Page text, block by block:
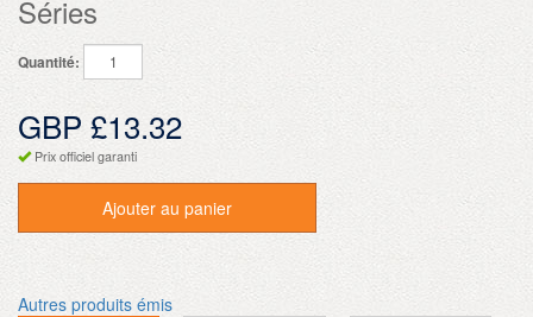
Séries
Quantité:
GBP £13.32
Prix officiel garanti
Ajouter au panier
Autres produits émis